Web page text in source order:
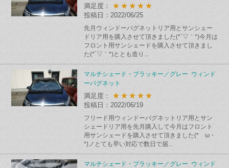
満足度： ★★★★★
投稿日：2022/06/25
先月ウィンドーバグネットリア用とサンシェー
ドリア用を購入させて頂きました(*´▽｀*)今月は
フロント用サンシェードを購入させて頂きまし
た(*´▽｀*)ととも造り...
マルチシェード・ブラッキー／グレー ウィンド
ーバグネット
満足度： ★★★★★
投稿日：2022/06/19
フリード用ウィンドーバグネットリア用とサン
シェードリア用を先月購入して今月はフロント
用サンシェードを購入させて頂きました(*ゝω・
*)ノとても早い対応で数日で届...
マルチシェード・ブラッキー／グレー ウィンド